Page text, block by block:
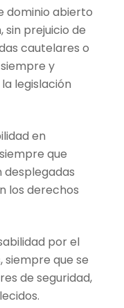
dominio abierto
sin prejuicio de
cautelares o
y
legislación
en
que
desplegadas
los derechos
por el
siempre que se
de seguridad,